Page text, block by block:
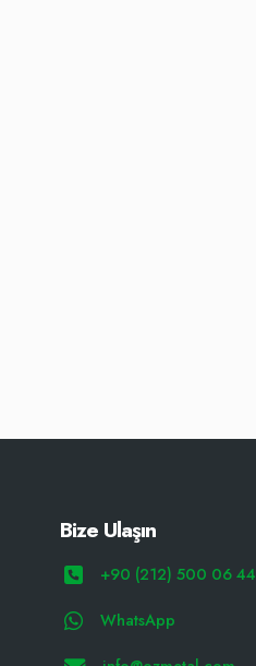
Bize Ulaşın
+90 (212) 500 06 44
WhatsApp